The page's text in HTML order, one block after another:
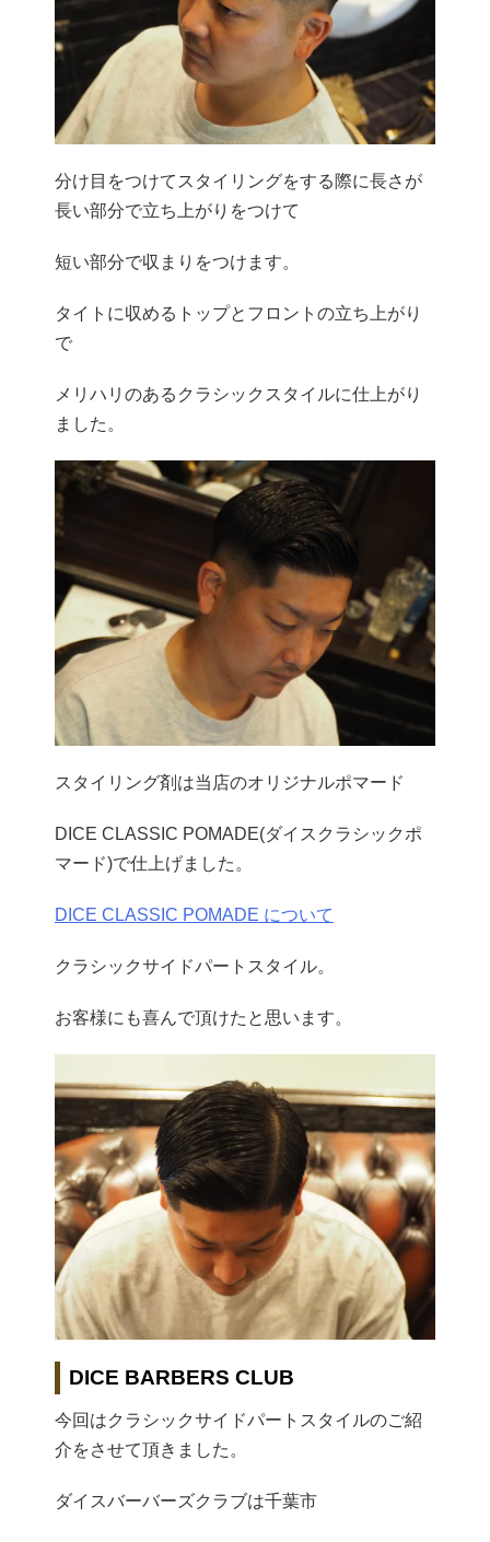
分け目をつけてスタイリングをする際に長さが
長い部分で立ち上がりをつけて
短い部分で収まりをつけます。
タイトに収めるトップとフロントの立ち上がり
で
メリハリのあるクラシックスタイルに仕上がり
ました。
スタイリング剤は当店のオリジナルポマード
DICE CLASSIC POMADE(ダイスクラシックポ
マード)で仕上げました。
DICE CLASSIC POMADE について
クラシックサイドパートスタイル。
お客様にも喜んで頂けたと思います。
DICE BARBERS CLUB
今回はクラシックサイドパートスタイルのご紹
介をさせて頂きました。
ダイスバーバーズクラブは千葉市